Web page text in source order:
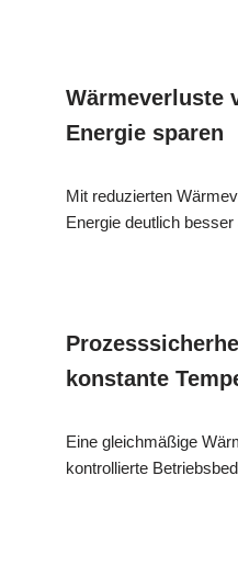
Wärmeverluste
Energie sparen
Mit reduzierten
Energie deutlich besser
konstante
Eine gleichmäßige
kontrollierte